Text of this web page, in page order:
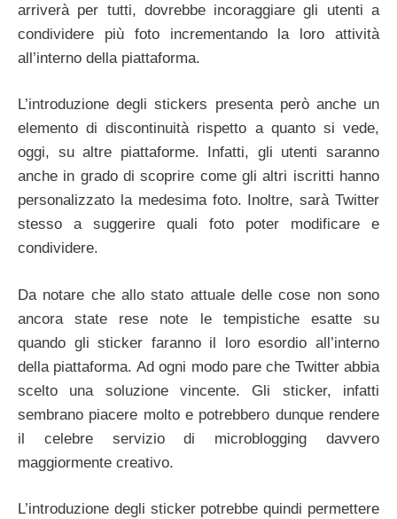
arriverà per tutti, dovrebbe incoraggiare gli utenti a
condividere più foto incrementando la loro attività
all’interno della piattaforma.
L’introduzione degli stickers presenta però anche un
elemento di discontinuità rispetto a quanto si vede,
oggi, su altre piattaforme. Infatti, gli utenti saranno
anche in grado di scoprire come gli altri iscritti hanno
personalizzato la medesima foto. Inoltre, sarà Twitter
stesso a suggerire quali foto poter modificare e
condividere.
Da notare che allo stato attuale delle cose non sono
ancora state rese note le tempistiche esatte su
quando gli sticker faranno il loro esordio all’interno
della piattaforma. Ad ogni modo pare che Twitter abbia
scelto una soluzione vincente. Gli sticker, infatti
sembrano piacere molto e potrebbero dunque rendere
il celebre servizio di microblogging davvero
maggiormente creativo.
L’introduzione degli sticker potrebbe quindi permettere